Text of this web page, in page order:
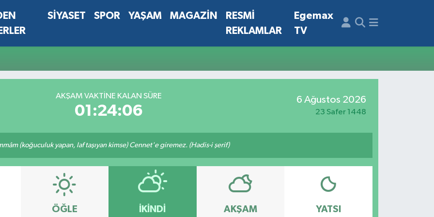
SİYASET SPOR YAŞAM MAGAZİN
RESMİ
REKLAMLAR
Egemax
TV
AKŞAM VAKTINE KALAN SÜRE
01:24:06
6 Ağustos 2026
23 Safer 1448
(koğuculuk yapan, laf taşıyan kimse) Cennet'e giremez. (Hadis-i şerif)
ÖĞLE İKINDI AKŞAM YATSI